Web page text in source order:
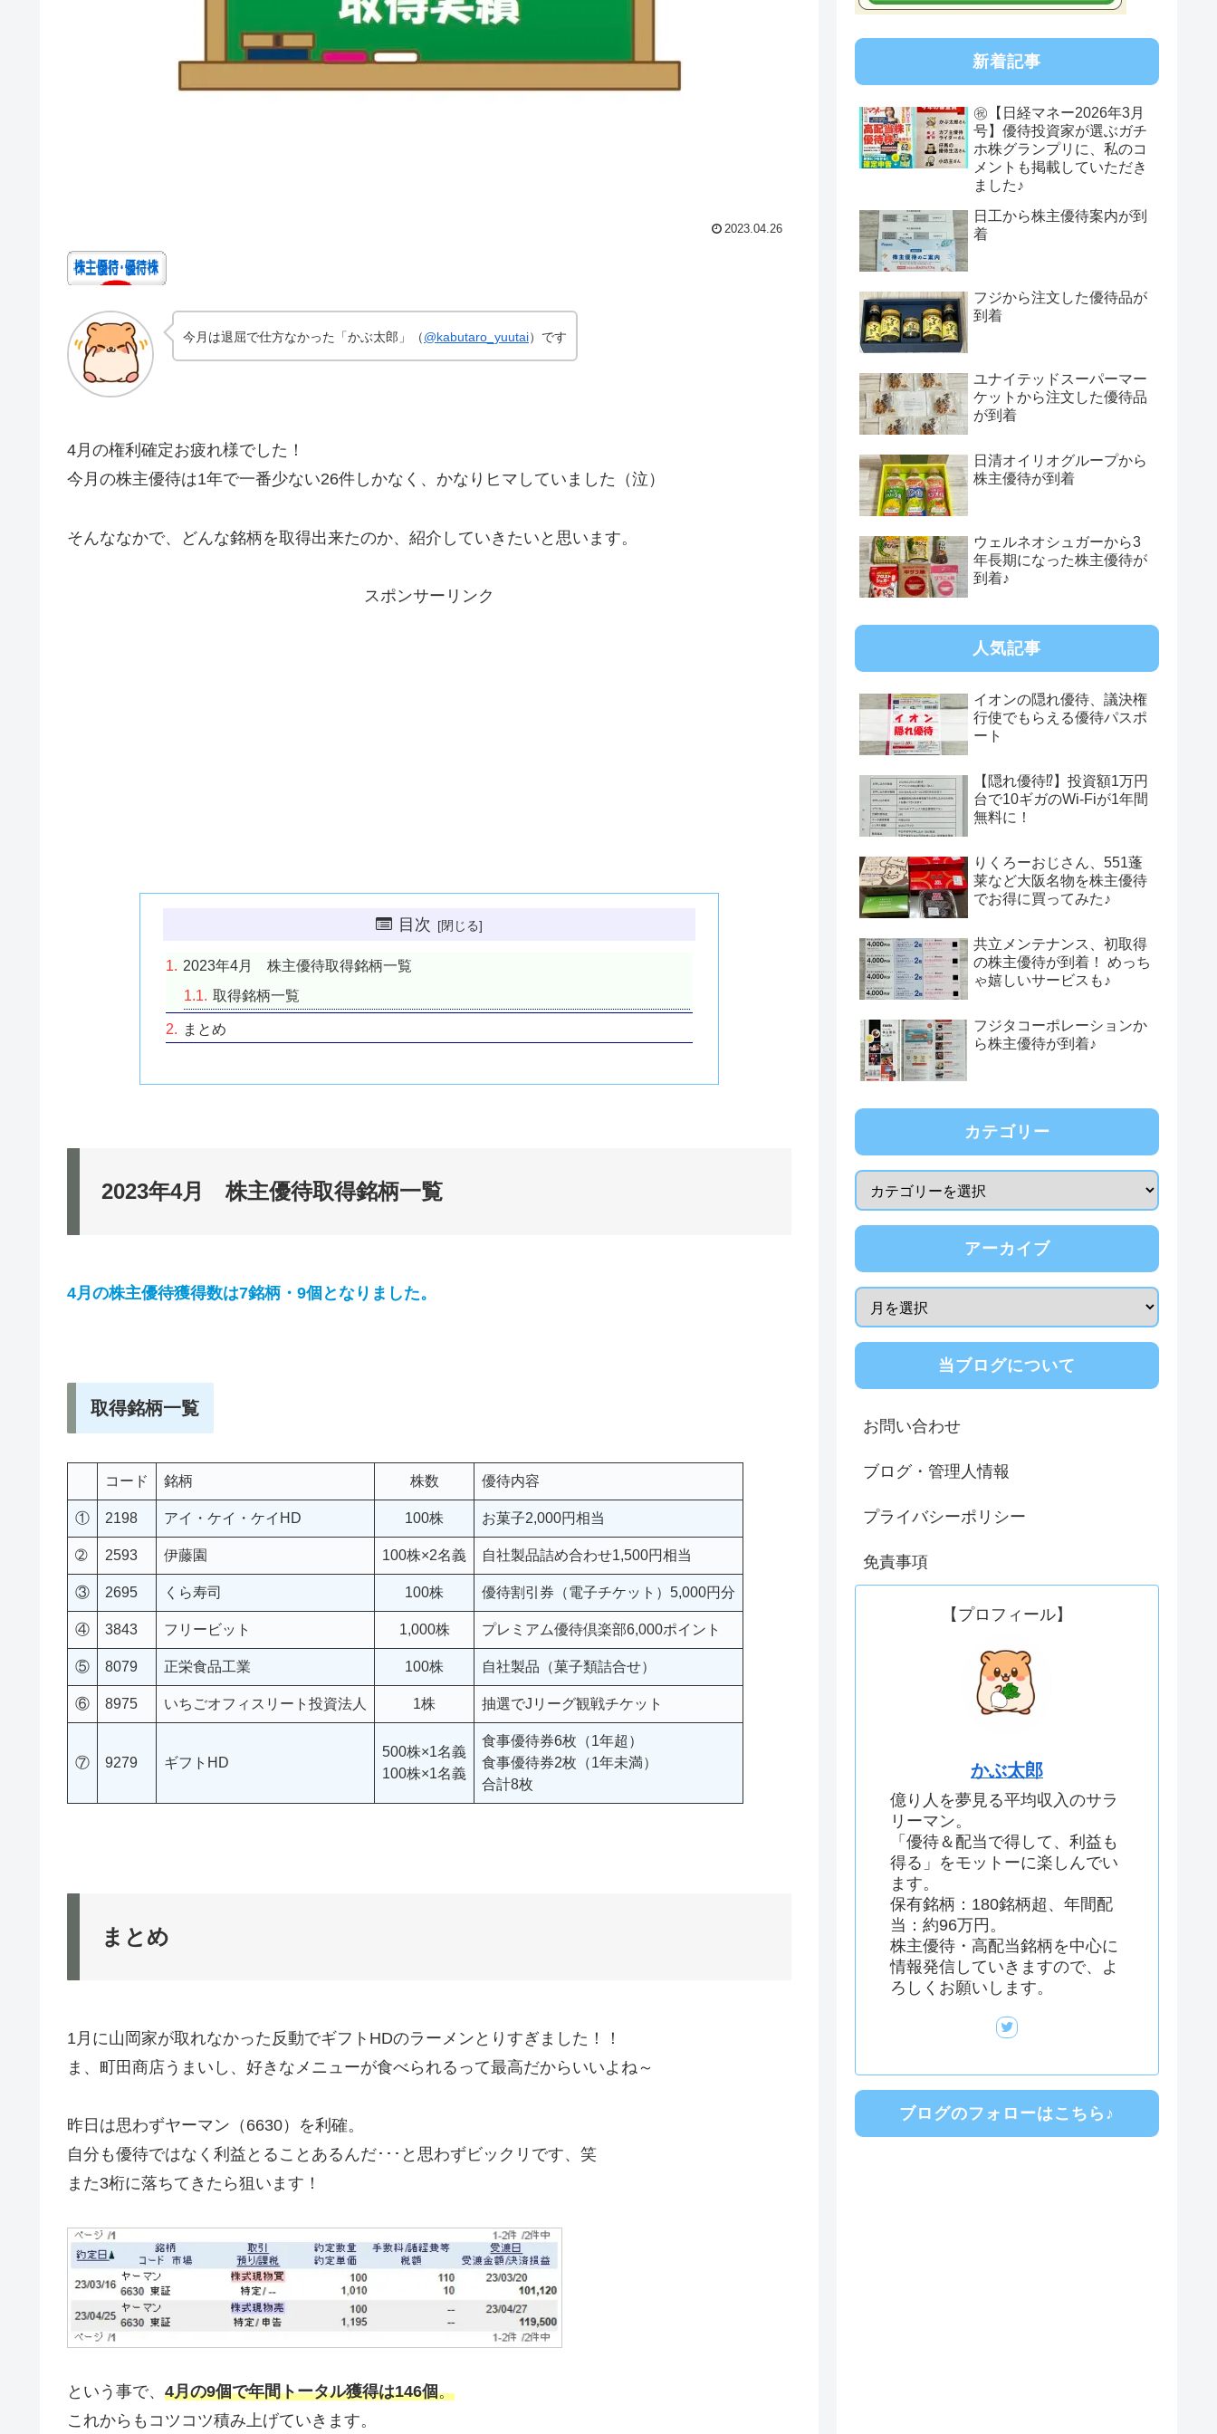
2023.04.26
今月は退屈で仕方なかった「かぶ太郎」（@kabutaro_yuutai）です
4月の権利確定お疲れ様でした！
今月の株主優待は1年で一番少ない26件しかなく、かなりヒマしていました（泣）
そんななかで、どんな銘柄を取得出来たのか、紹介していきたいと思います。
スポンサーリンク
目次
2023年4月 株主優待取得銘柄一覧
取得銘柄一覧
まとめ
2023年4月 株主優待取得銘柄一覧
4月の株主優待獲得数は7銘柄・9個となりました。
取得銘柄一覧
コード 銘柄 株数 優待内容
① 2198 アイ・ケイ・ケイHD 100株 お菓子2,000円相当
➁ 2593 伊藤園 100株×2名義 自社製品詰め合わせ1,500円相当
③ 2695 くら寿司 100株 優待割引券（電子チケット）5,000円分
④ 3843 フリービット 1,000株 プレミアム優待倶楽部6,000ポイント
⑤ 8079 正栄食品工業 100株 自社製品（菓子類詰合せ）
⑥ 8975 いちごオフィスリート投資法人 1株 抽選でJリーグ観戦チケット
⑦ 9279 ギフトHD
500株×1名義
100株×1名義
食事優待券6枚（1年超）
食事優待券2枚（1年未満）
合計8枚
まとめ
1月に山岡家が取れなかった反動でギフトHDのラーメンとりすぎました！！
ま、町田商店うまいし、好きなメニューが食べられるって最高だからいいよね～
昨日は思わずヤーマン（6630）を利確。
自分も優待ではなく利益とることあるんだ･･･と思わずビックリです、笑
また3桁に落ちてきたら狙います！
という事で、 4月の9個で年間トータル獲得は146個。
これからもコツコツ積み上げていきます。
新着記事
㊗【日経マネー2026年3月
号】優待投資家が選ぶガチ
ホ株グランプリに、私のコ
メントも掲載していただき
ました♪
日工から株主優待案内が到
着
フジから注文した優待品が
到着
ユナイテッドスーパーマー
ケットから注文した優待品
が到着
日清オイリオグループから
株主優待が到着
ウェルネオシュガーから3
年長期になった株主優待が
到着♪
人気記事
イオンの隠れ優待、議決権
行使でもらえる優待パスポ
ート
【隠れ優待⁉︎】投資額1万円
台で10ギガのWi-Fiが1年間
無料に！
りくろーおじさん、551蓬
莱など大阪名物を株主優待
でお得に買ってみた♪
共立メンテナンス、初取得
の株主優待が到着！ めっち
ゃ嬉しいサービスも♪
フジタコーポレーションか
ら株主優待が到着♪
カテゴリー
アーカイブ
当ブログについて
お問い合わせ
ブログ・管理人情報
プライバシーポリシー
免責事項
【プロフィール】
かぶ太郎
億り人を夢見る平均収入のサラ
リーマン。
「優待＆配当で得して、利益も
得る」をモットーに楽しんでい
ます。
保有銘柄：180銘柄超、年間配
当：約96万円。
株主優待・高配当銘柄を中心に
情報発信していきますので、よ
ろしくお願いします。
ブログのフォローはこちら♪